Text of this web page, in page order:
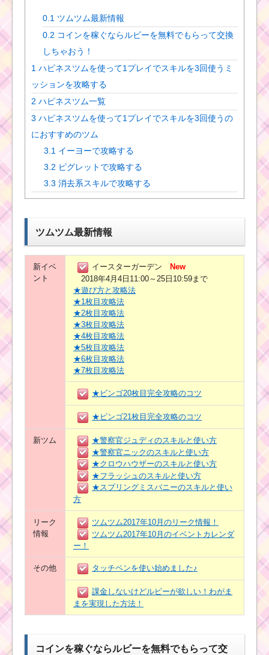
0.1 ツムツム最新情報
0.2 コインを稼ぐならルビーを無料でもらって交換
しちゃおう！
1 ハピネスツムを使って1プレイでスキルを3回使うミ
ッションを攻略する
2 ハピネスツム一覧
3 ハピネスツムを使って1プレイでスキルを3回使うの
におすすめのツム
3.1 イーヨーで攻略する
3.2 ピグレットで攻略する
3.3 消去系スキルで攻略する
ツムツム最新情報
新イベ
ント
イースターガーデン New
2018年4月4日11:00～25日10:59まで
★遊び方と攻略法
★1枚目攻略法
★2枚目攻略法
★3枚目攻略法
★4枚目攻略法
★5枚目攻略法
★6枚目攻略法
★7枚目攻略法
★ビンゴ20枚目完全攻略のコツ
★ビンゴ21枚目完全攻略のコツ
新ツム
★警察官ジュディのスキルと使い方
★警察官ニックのスキルと使い方
★クロウハウザーのスキルと使い方
★フラッシュのスキルと使い方
★スプリングミスバニーのスキルと使い
方
リーク
情報
ツムツム2017年10月のリーク情報！
ツムツム2017年10月のイベントカレンダ
ー！
その他 タッチペンを使い始めました♪
課金しないけどルビーが欲しい！わがま
まを実現した方法！
コインを稼ぐならルビーを無料でもらって交